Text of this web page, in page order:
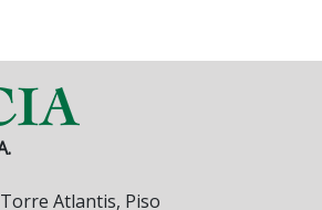
Atlantis, Piso